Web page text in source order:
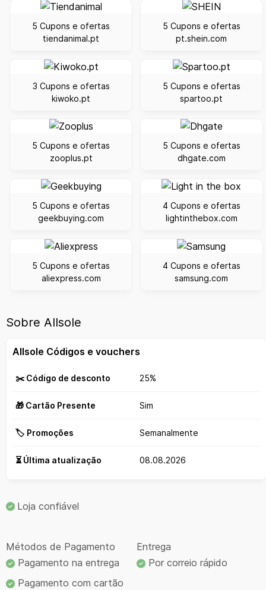
5 Cupons e ofertas
tiendanimal.pt
5 Cupons e ofertas
pt.shein.com
3 Cupons e ofertas
kiwoko.pt
5 Cupons e ofertas
spartoo.pt
5 Cupons e ofertas
zooplus.pt
5 Cupons e ofertas
dhgate.com
5 Cupons e ofertas
geekbuying.com
4 Cupons e ofertas
lightinthebox.com
5 Cupons e ofertas
aliexpress.com
4 Cupons e ofertas
samsung.com
Sobre Allsole
Allsole Códigos e vouchers
✂️ Código de desconto 25%
🎁 Cartão Presente Sim
🏷️ Promoções Semanalmente
⏳ Última atualização 08.08.2026
Loja confiável
Métodos de Pagamento
Pagamento na entrega
Pagamento com cartão
Entrega
Por correio rápido